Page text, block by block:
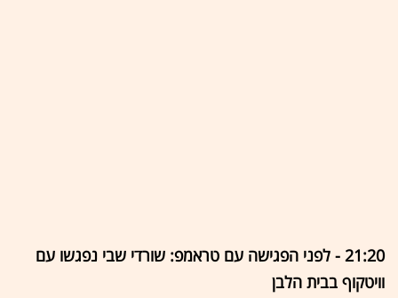
21:20 - לפני הפגישה עם טראמפ: שורדי שבי נפגשו עם
וויטקוף בבית הלבן